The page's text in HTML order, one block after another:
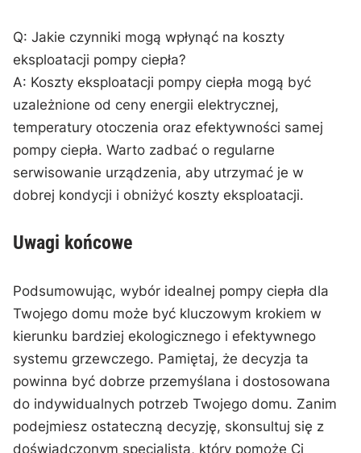
Q: Jakie czynniki mogą wpłynąć ​na koszty
eksploatacji pompy ciepła?
A: Koszty eksploatacji pompy ciepła mogą być
uzależnione od ceny energii⁢ elektrycznej,
temperatury otoczenia oraz efektywności⁤ samej
pompy ciepła. Warto⁣ zadbać ​o ‌regularne
serwisowanie⁤ urządzenia, aby utrzymać je w
⁤dobrej ⁣kondycji ⁢i obniżyć koszty eksploatacji.
Uwagi końcowe
Podsumowując, wybór idealnej ​pompy ⁣ciepła dla
Twojego domu może być kluczowym krokiem w
kierunku ‍bardziej ekologicznego i efektywnego
systemu grzewczego.⁤ Pamiętaj, że decyzja ta
powinna być dobrze przemyślana‍ i​ dostosowana
do ​indywidualnych potrzeb Twojego domu. Zanim‍
podejmiesz ostateczną decyzję, skonsultuj się ‍z
doświadczonym‍ specjalistą, który pomoże Ci